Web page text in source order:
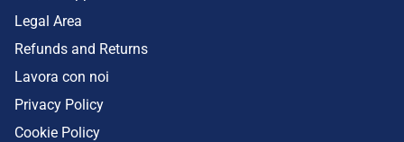
Legal Area
Refunds and Returns
Lavora con noi
Privacy Policy
Cookie Policy